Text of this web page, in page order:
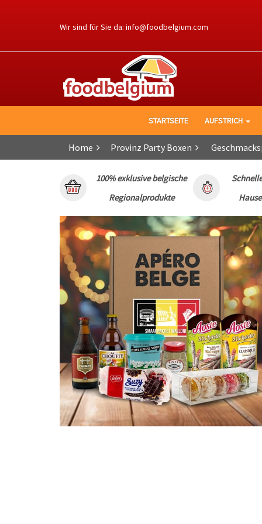
de
Wir sind für Sie da: info@foodbelgium.com
STARTSEITE AUFSTRICH
Home Provinz Party Boxen
100% exklusive belgische
Regionalprodukte